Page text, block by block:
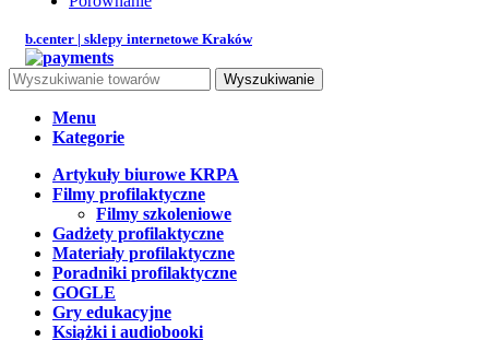
b.center | sklepy internetowe Kraków
Wyszukiwanie
Menu
Kategorie
Artykuły biurowe KRPA
Filmy profilaktyczne
Filmy szkoleniowe
Gadżety profilaktyczne
Materiały profilaktyczne
Poradniki profilaktyczne
GOGLE
Gry edukacyjne
Książki i audiobooki